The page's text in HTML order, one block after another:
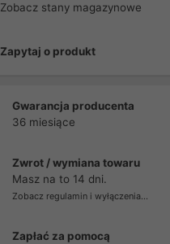
Zobacz stany magazynowe
Zapytaj o produkt
Gwarancja producenta
36 miesiące
Zwrot / wymiana towaru
Masz na to 14 dni.
Zobacz regulamin i wyłączenia...
Zapłać za pomocą